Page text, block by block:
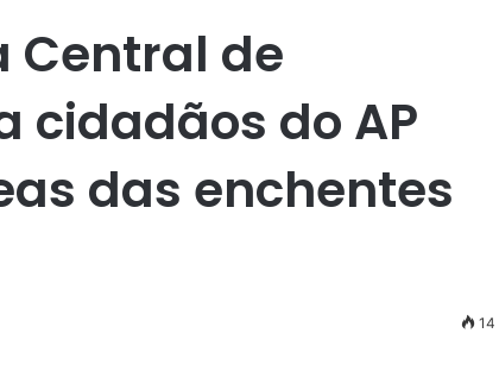
Central de
cidadãos do AP
das enchentes
14